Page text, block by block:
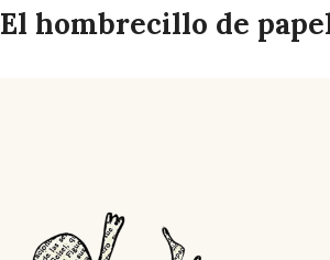
El hombrecillo de